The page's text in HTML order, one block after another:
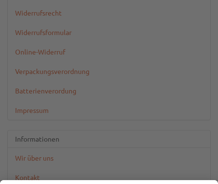
Widerrufsrecht
Widerrufsformular
Online-Widerruf
Verpackungsverordnung
Batterienverordung
Impressum
Informationen
Wir über uns
Kontakt